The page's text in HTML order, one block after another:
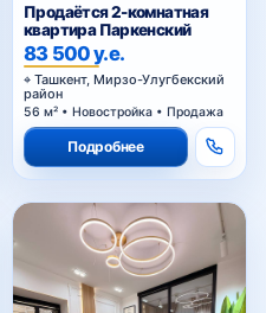
Продаётся 2-комнатная
квартира Паркенский
83 500 у.е.
Ташкент, Мирзо-Улугбекский
район
56 м² • Новостройка • Продажа
Подробнее